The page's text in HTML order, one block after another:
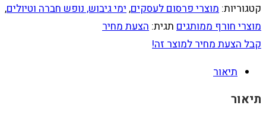
קטגוריות: מוצרי פרסום לעסקים, ימי גיבוש, נופש חברה וטיולים,
מוצרי חורף ממותגים תגית: הצעת מחיר
קבל הצעת מחיר למוצר זה!
תיאור
תיאור